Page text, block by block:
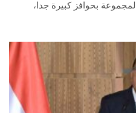
بحوافز كبيرة جدا،